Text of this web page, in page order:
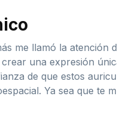
me llamó la atención
una expresión
de que estos
Ya sea que te